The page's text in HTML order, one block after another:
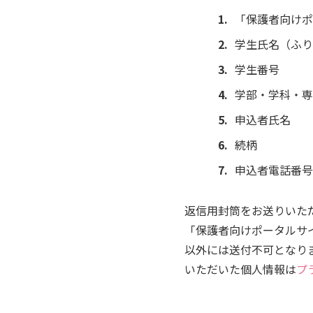
「保護者向け
学生氏名（ふ
学生番号
学部・学科・
申込者氏名
続柄
申込者電話番号
返信用封筒をお送りい
「保護者向けポータル
以外には送付不可となり
いただいた個人情報はプ